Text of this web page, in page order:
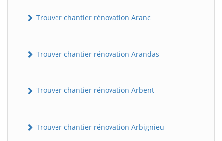
Trouver chantier rénovation Aranc
Trouver chantier rénovation Arandas
Trouver chantier rénovation Arbent
Trouver chantier rénovation Arbignieu